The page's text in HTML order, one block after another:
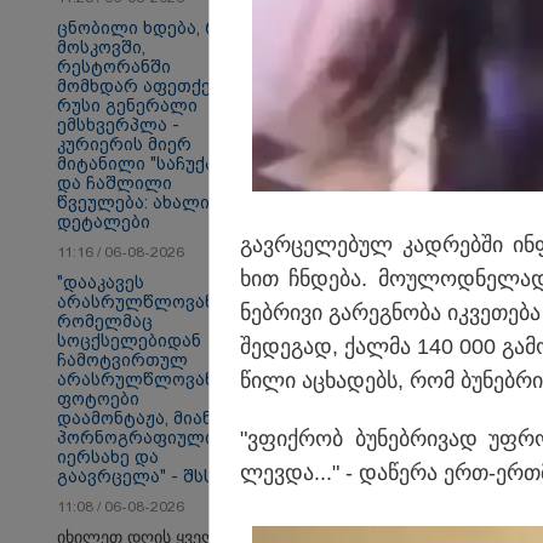
თბილისი - ანტალია
760.50 ლარიდან
Faceამბები
ცნობილი ხდება, რომ
მოსკოვში,
რესტორანში
მომხდარ აფეთქებას
რუსი გენერალი
ემსხვერპლა -
კურიერის მიერ
მიტანილი "საჩუქარი"
და ჩაშლილი
წვეულება: ახალი
დეტალები
11:16 / 06-08-2026
"დააკავეს
არასრულწლოვანი,
რომელმაც
სოცქსელებიდან
ჩამოტვირთულ
არასრულწლოვანთა
ფოტოები
დაამონტაჟა, მიანიჭა
პორნოგრაფიული
იერსახე და
გაავრცელა" - შსს
11:08 / 06-08-2026
იხილეთ დღის ყველა
გავ­რცე­ლე­ბულ კად­რებ­ში
ხით ჩნდე­ბა.
ნებ­რი­ვი გა­რეგ­ნო­ბა
შე­დე­გად, ქალ­მა 140 000
წი­ლი აცხა­დებს, რომ
"ვფიქ­რობ ბუ­ნებ­რი­ვად
ლევ­და..." - და­წე­რა ერთ-